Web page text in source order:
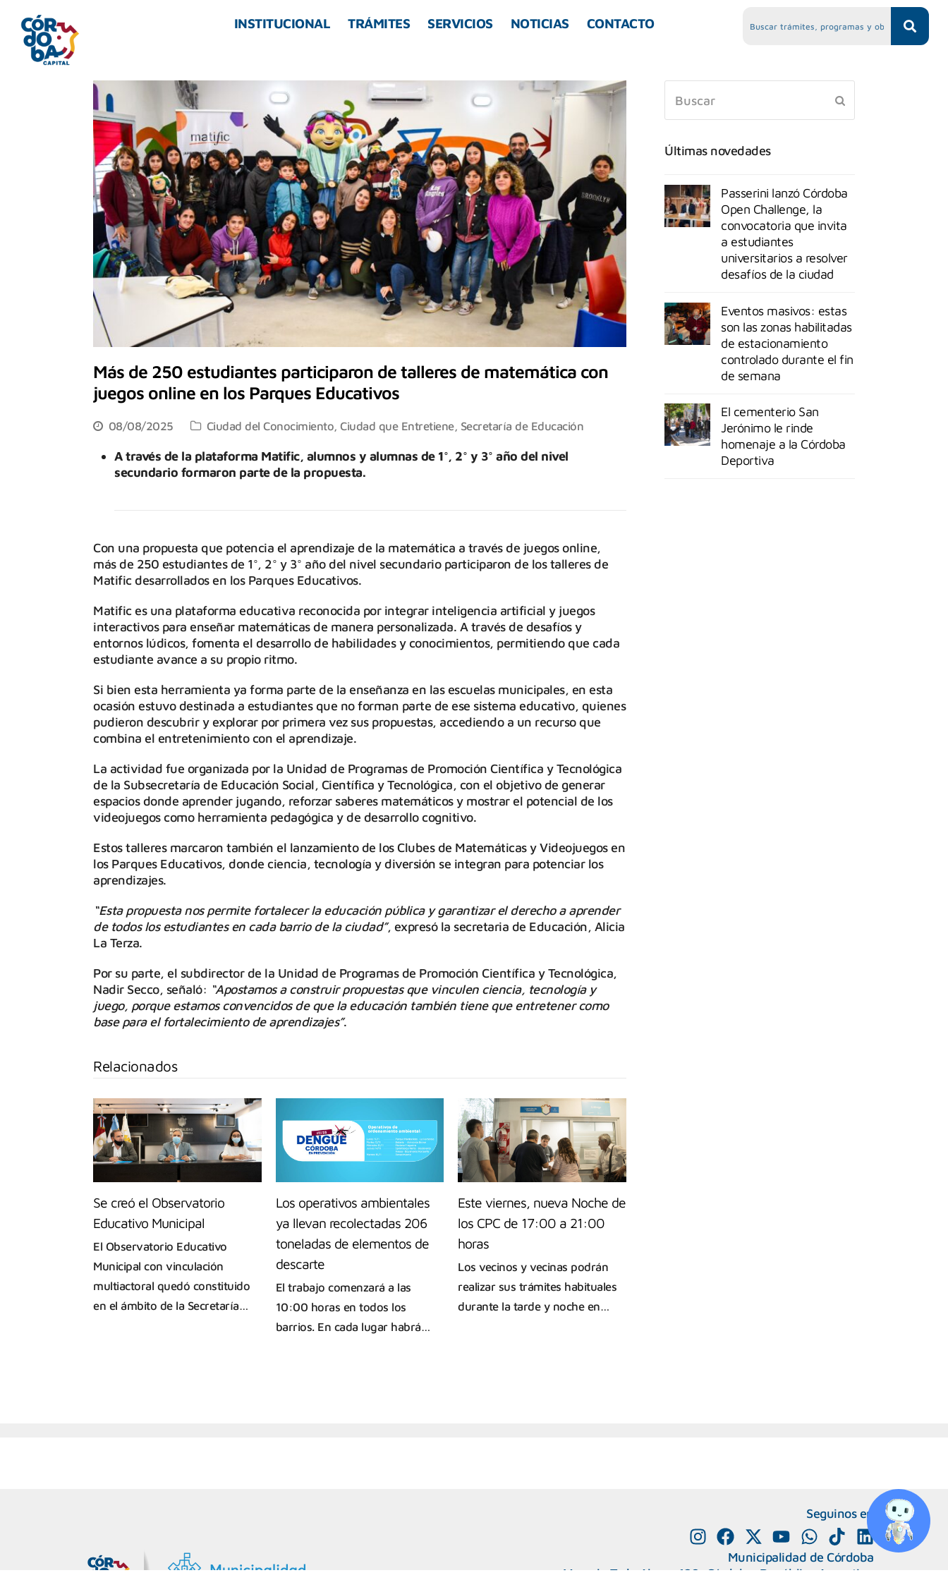
INSTITUCIONAL TRÁMITES SERVICIOS NOTICIAS CONTACTO
Más de 250 estudiantes participaron de talleres de matemática con
juegos online en los Parques Educativos
08/08/2025 Ciudad del Conocimiento, Ciudad que Entretiene, Secretaría de Educación
A través de la plataforma Matific, alumnos y alumnas de 1°, 2° y 3° año del nivel
secundario formaron parte de la propuesta.
Con una propuesta que potencia el aprendizaje de la matemática a través de juegos online,
más de 250 estudiantes de 1°, 2° y 3° año del nivel secundario participaron de los talleres de
Matific desarrollados en los Parques Educativos.
Matific es una plataforma educativa reconocida por integrar inteligencia artificial y juegos
interactivos para enseñar matemáticas de manera personalizada. A través de desafíos y
entornos lúdicos, fomenta el desarrollo de habilidades y conocimientos, permitiendo que cada
estudiante avance a su propio ritmo.
Si bien esta herramienta ya forma parte de la enseñanza en las escuelas municipales, en esta
ocasión estuvo destinada a estudiantes que no forman parte de ese sistema educativo, quienes
pudieron descubrir y explorar por primera vez sus propuestas, accediendo a un recurso que
combina el entretenimiento con el aprendizaje.
La actividad fue organizada por la Unidad de Programas de Promoción Científica y Tecnológica
de la Subsecretaría de Educación Social, Científica y Tecnológica, con el objetivo de generar
espacios donde aprender jugando, reforzar saberes matemáticos y mostrar el potencial de los
videojuegos como herramienta pedagógica y de desarrollo cognitivo.
Estos talleres marcaron también el lanzamiento de los Clubes de Matemáticas y Videojuegos en
los Parques Educativos, donde ciencia, tecnología y diversión se integran para potenciar los
aprendizajes.
“Esta propuesta nos permite fortalecer la educación pública y garantizar el derecho a aprender
de todos los estudiantes en cada barrio de la ciudad”, expresó la secretaria de Educación, Alicia
La Terza.
Por su parte, el subdirector de la Unidad de Programas de Promoción Científica y Tecnológica,
Nadir Secco, señaló: “Apostamos a construir propuestas que vinculen ciencia, tecnología y
juego, porque estamos convencidos de que la educación también tiene que entretener como
base para el fortalecimiento de aprendizajes”.
Relacionados
Se creó el Observatorio
Educativo Municipal
El Observatorio Educativo
Municipal con vinculación
multiactoral quedó constituido
en el ámbito de la Secretaría…
Los operativos ambientales
ya llevan recolectadas 206
toneladas de elementos de
descarte
El trabajo comenzará a las
10:00 horas en todos los
barrios. En cada lugar habrá…
Este viernes, nueva Noche de
los CPC de 17:00 a 21:00
horas
Los vecinos y vecinas podrán
realizar sus trámites habituales
durante la tarde y noche en…
Últimas novedades
Passerini lanzó Córdoba
Open Challenge, la
convocatoria que invita
a estudiantes
universitarios a resolver
desafíos de la ciudad
Eventos masivos: estas
son las zonas habilitadas
de estacionamiento
controlado durante el fin
de semana
El cementerio San
Jerónimo le rinde
homenaje a la Córdoba
Deportiva
Seguinos en
Municipalidad de Córdoba
Marcelo T. de Alvear 120, Córdoba. República Argentina